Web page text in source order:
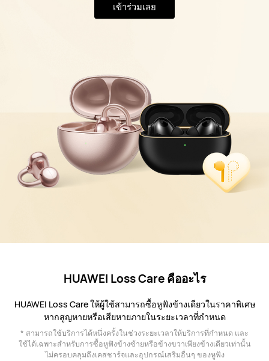
เข้าร่วมเลย
HUAWEI Loss Care คืออะไร
HUAWEI Loss Care ให้ผู้ใช้สามารถซื้อหูฟังข้างเดียวในราคาพิเศษ
หากสูญหายหรือเสียหายภายในระยะเวลาที่กำหนด
* สามารถใช้บริการได้หนึ่งครั้งในช่วงระยะเวลาให้บริการที่กำหนด และ
ใช้ได้เฉพาะสำหรับการซื้อหูฟังข้างซ้ายหรือข้างขวาเพียงข้างเดียวเท่านั้น
ไม่ครอบคลุมถึงเคสชาร์จและอุปกรณ์เสริมอื่นๆ ของหูฟัง